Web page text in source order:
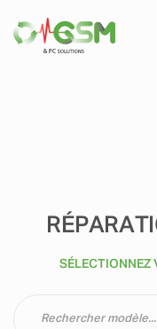
SÉLECTIONNEZ